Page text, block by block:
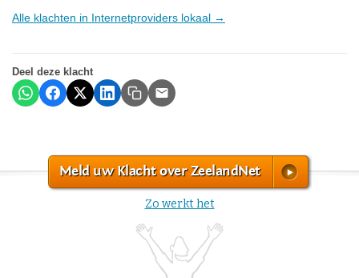
Alle klachten in Internetproviders lokaal →
Deel deze klacht
Meld uw Klacht over ZeelandNet
Zo werkt het